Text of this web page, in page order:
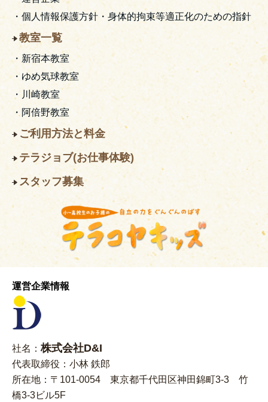
・個人情報保護方針・身体的拘束等適正化のための指針
教室一覧
・新宿本教室
・ゆめ気球教室
・川崎教室
・阿倍野教室
ご利用方法と料金
テラジョブ(お仕事体験)
スタッフ募集
運営企業情報
社名：株式会社D&I
代表取締役：小林 鉄郎
所在地：〒101-0054 東京都千代田区神田錦町3-3 竹
橋3-3ビル5F